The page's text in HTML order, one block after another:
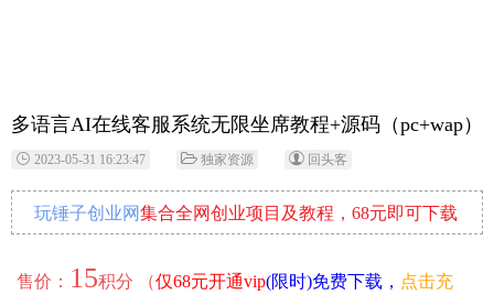
多语言AI在线客服系统无限坐席教程+源码（pc+wap）
2023-05-31 16:23:47 独家资源 回头客
玩锤子创业网集合全网创业项目及教程，68元即可下载
售价： 15积分 （仅68元开通vip(限时)免费下载， 点击充